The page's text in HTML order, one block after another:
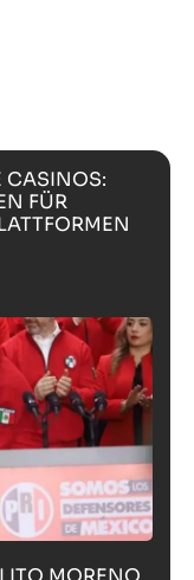
CASINOS:
FÜR